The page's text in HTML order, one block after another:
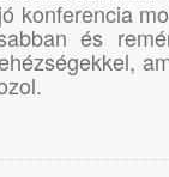
konferencia
és